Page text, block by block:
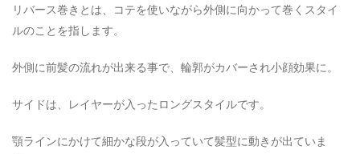
リバース巻きとは、コテを使いながら外側に向かって巻くスタイ
ルのことを指します。
外側に前髪の流れが出来る事で、輪郭がカバーされ小顔効果に。
サイドは、レイヤーが入ったロングスタイルです。
顎ラインにかけて細かな段が入っていて髪型に動きが出ていま